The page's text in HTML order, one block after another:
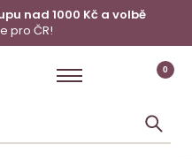
nad 1000 Kč a volbě
pro ČR!
0